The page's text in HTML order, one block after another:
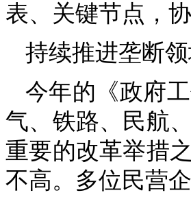
表、关键节点，
持续推进垄断
今年的《政府
气、铁路、民航
重要的改革举措
不高。多位民营